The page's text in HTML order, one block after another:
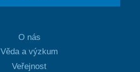
O nás
Věda a výzkum
Veřejnost